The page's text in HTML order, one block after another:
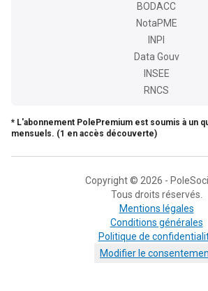
BODACC
NotaPME
INPI
Data Gouv
INSEE
RNCS
* L'abonnement PolePremium est soumis à un
mensuels. (1 en accès découverte)
Copyright © 2026 -
Tous droits réservés.
Mentions légales
Conditions générales
Politique de
Modifier le